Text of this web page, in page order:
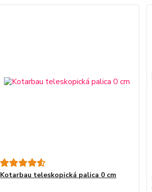
Kotarbau teleskopická palica 0 cm